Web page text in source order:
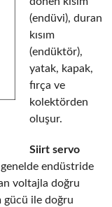
(endüvi), duran
kısım
(endüktör),
yatak, kapak,
fırça ve
kolektörden
oluşur.
Siirt servo
endüstride
voltajla doğru
gücü ile doğru